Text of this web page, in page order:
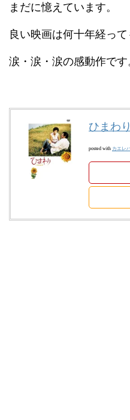
まだに憶えています。
良い映画は何十年経って
涙・涙・涙の感動作です
ひまわ
posted with カエレ